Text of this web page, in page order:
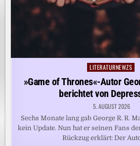
Posted
LITERATURNEWZS
»Game of Thrones«-Autor
berichtet von
5. AUGUST 2026
Sechs Monate lang gab George R. R.
kein Update. Nun hat er seinen Fans
Rückzug erklärt: Der